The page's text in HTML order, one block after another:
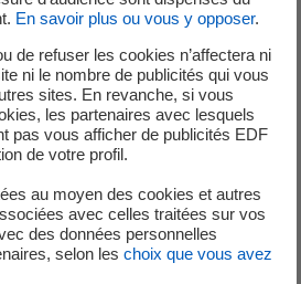
En savoir plus ou vous y opposer.
de refuser les cookies n’affectera ni
ni le nombre de publicités qui vous
sites. En revanche, si vous
les partenaires avec lesquels
pas vous afficher de publicités EDF
de votre profil.
au moyen des cookies et autres
avec celles traitées sur vos
des données personnelles
selon les choix que vous avez